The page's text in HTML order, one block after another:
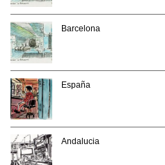
Barcelona
España
Andalucia